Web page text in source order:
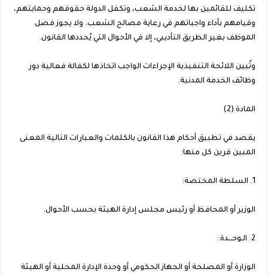
تكليف للقائمين بها لخدمة الشعب، وتكفل الدولة حقوقهم وحمايتهم،
وقيامهم بأداء واجباتهم في رعاية مصالح الشعب. ولا يجوز فصل
الموظف بغير الطريق التأديبي، إلا في الأحوال التي يُحددها القانون.
وتُبين اللائحة التنفيذية الإجراءات الواجب اتخاذها لكفالة فعالية دور
وظائف الخدمة المدنية.
المادة (2)
يقصد في تطبيق أحكام هذا القانون بالكلمات والعبارات التالية المعنى
المبين قرين كل منها:
1. السلطة المختصة:
الوزير أو المحافظ أو رئيس مجلس إدارة الهيئة بحسب الأحوال.
2. الـوحـــدة:
الوزارة أو المصلحة أو الجهاز الحكومي أو وحدة الإدارة المحلية أو الهيئة